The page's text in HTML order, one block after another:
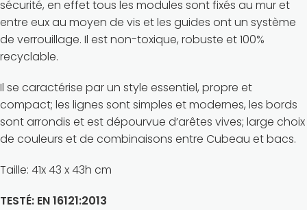
sécurité, en effet tous les modules sont fixés au mur et
entre eux au moyen de vis et les guides ont un système
de verrouillage. Il est non-toxique, robuste et 100%
recyclable.
Il se caractérise par un style essentiel, propre et
compact; les lignes sont simples et modernes, les bords
sont arrondis et est dépourvue d’arêtes vives; large choix
de couleurs et de combinaisons entre Cubeau et bacs.
Taille: 41x 43 x 43h cm
TESTÉ: EN 16121:2013